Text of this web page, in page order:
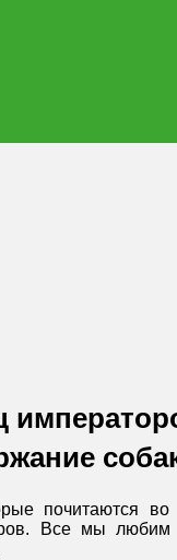
почитаются
Все мы любим